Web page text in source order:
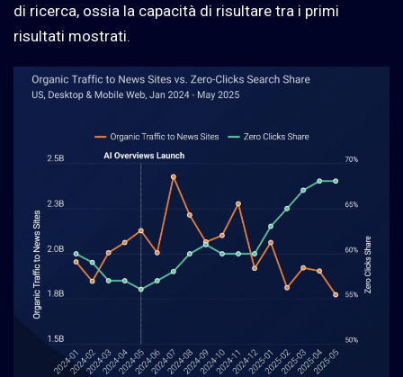
di ricerca, ossia la capacità di risultare tra i primi
risultati mostrati.